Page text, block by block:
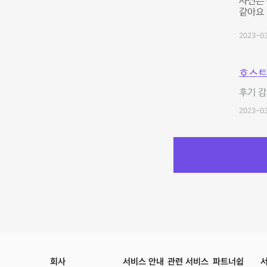
같아
2023-
호스
후기
2023-
회사 서비스 안내 관련 서비스 파트너쉽